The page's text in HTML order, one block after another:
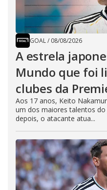
GOAL/ 08/08/2026
A estrela
Mundo que foi
clubes da
Aos 17 anos, Keito
um dos maiores talentos do
depois, o atacante atua...